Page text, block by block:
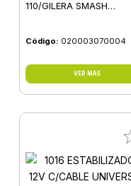
110/GILERA SMASH
Código: 020003070004
VER MÁS